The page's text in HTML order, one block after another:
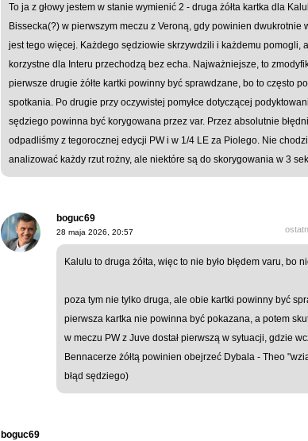
To ja z głowy jestem w stanie wymienić 2 - druga żółta kartka dla
Bissecka(?) w pierwszym meczu z Veroną, gdy powinien dwukrotnie
jest tego więcej. Każdego sędziowie skrzywdzili i każdemu pomogli,
korzystne dla Interu przechodzą bez echa. Najważniejsze, to
pierwsze drugie żółte kartki powinny być sprawdzane, bo to często
spotkania. Po drugie przy oczywistej pomyłce dotyczącej
sędziego powinna być korygowana przez var. Przez absolutnie
odpadliśmy z tegorocznej edycji PW i w 1/4 LE za Piolego. Nie
analizować każdy rzut rożny, ale niektóre są do skorygowania w 3
boguc69
28 maja 2026, 20:57
Kalulu to druga żółta, więc to nie było błędem varu, bo
poza tym nie tylko druga, ale obie kartki powinny być
pierwsza kartka nie powinna być pokazana, a potem
w meczu PW z Juve dostał pierwszą w sytuacji, gdzie
Bennacerze żółtą powinien obejrzeć Dybala - Theo
błąd sędziego)
boguc69